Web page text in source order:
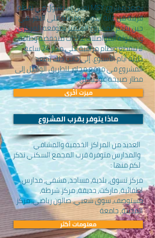
يصعد مشروع MSY نفس إسطنبول في نقطة
قريبة من غابة أيدوس ومطلة على البحر. في
حين يقدم المشروع المتميز بموقعه المركزي
وسهولة المواصلات عائدات منخفضة وطاقة
لا تنقطع ونظام مراقبة على مدار 24 ساعة
طيلة أيام الأسبوع. إلى جانب ذلك يصعد
المشروع في موقع مجاور للطريق الواصل إلى
مطار صبيحة غوكتشين.
ماذا يتوفر بقرب المشروع
مركز تسوق, بلدية, مساجد, مشفى, مدارس,
اطفائية, ماركت, حديقة, مركز شرطة,
مستوصف, سوق شعبي, صالون رياضي, مركز
المدينة, جامعة
معلومات أكثر
ميزت أخُرى
العديد من المراكز الخدمية والمشافي
والمدارس متوفرة قرب المجمع السكني نذكر
لكم منها :